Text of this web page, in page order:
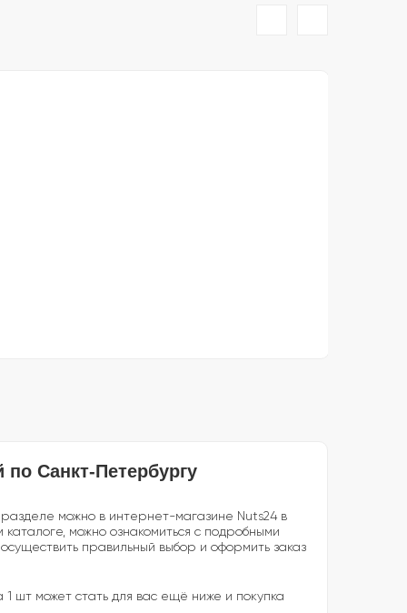
Санкт-Петербургу
можно в интернет-магазине Nuts24 в
можно ознакомиться с подробными
правильный выбор и оформить заказ
шт может стать для вас ещё ниже и покупка